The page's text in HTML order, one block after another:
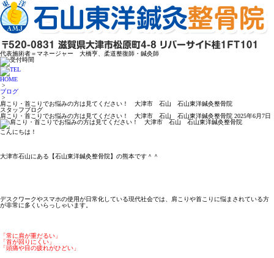
代表施術者＝マネージャー 大橋亨、柔道整復師・鍼灸師
HOME
>
ブログ
>
肩こり・首こりでお悩みの方は見てください！ 大津市 石山 石山東洋鍼灸整骨院
スタッフブログ
肩こり・首こりでお悩みの方は見てください！ 大津市 石山 石山東洋鍼灸整骨院 2025年6月7日
こんにちは！
大津市石山にある【石山東洋鍼灸整骨院】の熊本です＾＾
デスクワークやスマホの使用が日常化している現代社会では、肩こりや首こりに悩まされている方
が非常に多くいらっしゃいます。
「常に肩が重だるい」
「首が回りにくい」
「頭痛や目の疲れがひどい」